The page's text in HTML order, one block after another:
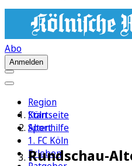
Abo
Anmelden
Region
Köln
Sport
1. FC Köln
Erleben
Startseite
Altenhilfe
Rundschau-